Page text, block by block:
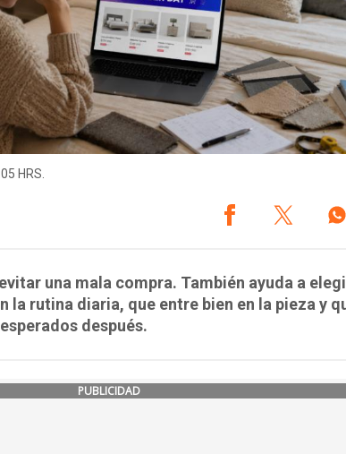
HRS.
una mala compra. También ayuda a
la rutina diaria, que entre bien en la pieza y
después.
PUBLICIDAD